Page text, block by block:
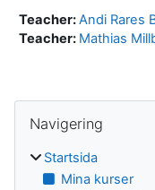
Teacher:Andi Rares
Teacher: Mathias
Block
Navigering
Startsida
Mina kurser